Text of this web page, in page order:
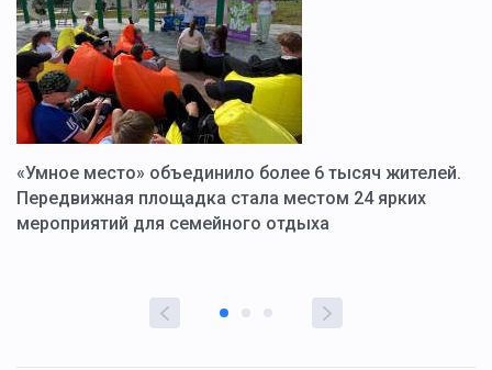
«Умное место» объединило более 6 тысяч жителей.
Передвижная площадка стала местом 24 ярких
мероприятий для семейного отдыха